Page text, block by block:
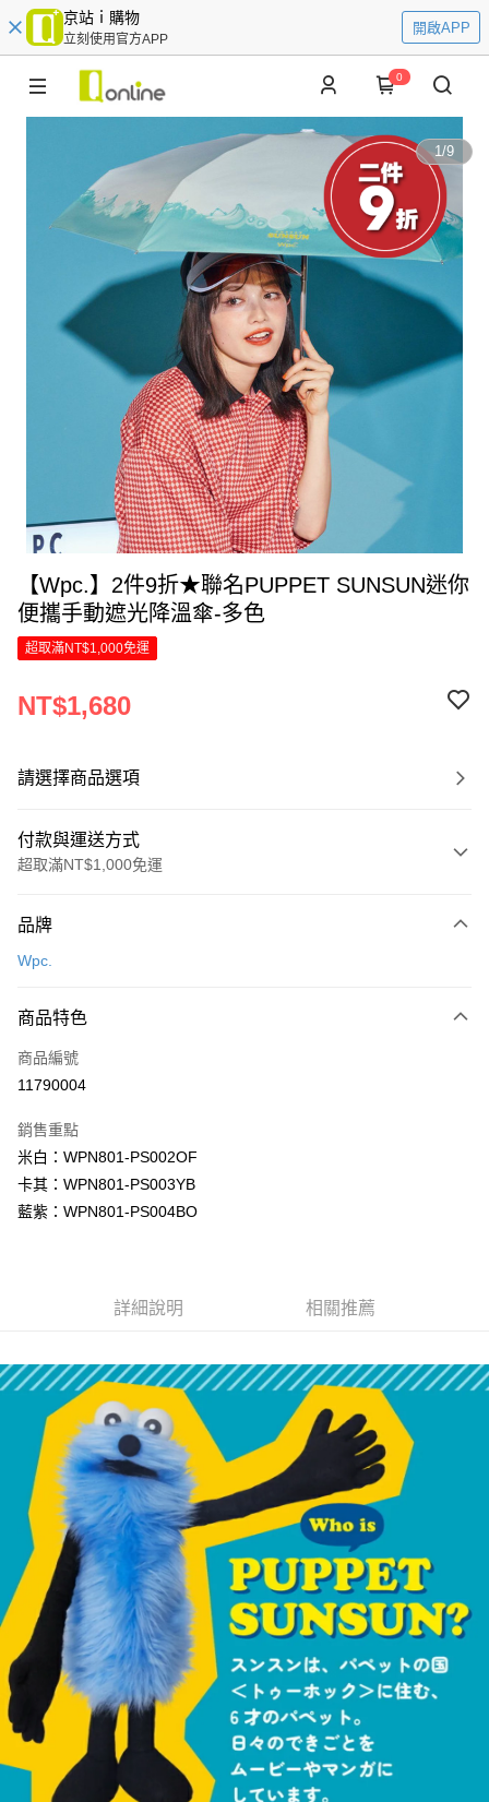
京站ｉ購物
立刻使用官方APP
開啟APP
0
1/9
【Wpc.】2件9折★聯名PUPPET SUNSUN迷你
便攜手動遮光降溫傘-多色
超取滿NT$1,000免運
NT$1,680
請選擇商品選項
付款與運送方式
超取滿NT$1,000免運
信用卡一次付款
Apple Pay
街口支付
Google Pay
全盈+PAY
大哥付你分期
2.付款方式選擇「大哥付你分期」，訂單成立後會自動跳轉到大哥付的交易
3.實際核准額度、可分期數及費用金額請依後續交易確認頁面所載為準。
4.訂單成立30分鐘內，如未前往確認交易或遇審核未通過，訂單將自動取
消。如遇「轉專審核」未通過狀況，表示未達大哥付你分期系統評分，恕無
法說明評估內容。
【繳款方式說明】
1.分期款項不併入電信帳單，「大哥付你分期」於每月結算日後寄送繳費提
醒簡訊。
2.透過簡訊連結打開帳單後，可選擇「超商條碼／台灣大直營門市／銀行轉
帳／街口支付／iPASS MONEY」等通路繳費。
【注意事項】
1.本服務係由「台灣大哥大股份有限公司」（以下簡稱本公司）所提供，讓
用戶於交易時，得透過本服務購買商品或服務，並由商店將買賣／分期付款
買賣價金債權讓與本公司後，依約使用本公司帳單繳交帳款。
2.基於同意付款使用「大哥付你分期」之契約關係目的，商店將以您的個人
資料（包含姓名、電話或地址）提供予台灣大哥大進項蒐集、處理及利用，
由本公司與您本人進行分期帳單所需資料之確認、核對及更正。
3.完整用戶服務條款，請詳閱以下連結：
https://oppay.tw/userRule
便利好安心！
１．簡單：不需註冊會員、不需綁卡、不需儲值。
２．便利：只要手機號碼，簡訊認證，即可結帳。
３．安心：先確認商品／服務後，再付款。
【「AFTEE先享後付」結帳流程】
１．於結帳方式選擇「AFTEE先享後付」後，將跳轉至「AFTEE先享後付」
結帳頁面，進行簡訊認證並確認金額後，即可完成結帳。
２．訂單成立數日內，您將收到繳費通知簡訊。
３．收到繳費通知簡訊後14天內，點擊此簡訊中的連結，可透過四大超商／
ATM／網路銀行／等多元方式進行付款，方視為交易完成。
※ 請注意：結帳手續完成當下不需立刻繳費，但若您需要取消訂單，請聯絡
購買商品的店家。未經商家同意取消之訂單仍視為有效，需透過AFTEE先享
後付繳納相關費用。
※ 交易是否成功請以「AFTEE先享後付 」之結帳頁面顯示為準，若有關於
是否繳費成功／繳費後需取消欲退款等相關疑問，請聯繫「AFTEE先享後付
客戶支援中心」 https://netprotections.freshdesk.com/support/home
【注意事項】
１．透過由恩沛科技股份有限公司提供之「AFTEE先享後付」服務完成之交
易，需依本服務之必要範圍內提供個人資料，並將交易相關給付款項請求債
權轉讓予恩沛科技股份有限公司。
運送方式
付款後全家取貨
每筆NT$70，滿NT$1,000(含以上)免運費
付款後7-11取貨
每筆NT$70，滿NT$1,000(含以上)免運費
宅配
每筆NT$100，滿NT$1,200(含以上)免運費
京站台北店客服中心(1F星巴克旁) 即日起不提供京站紙袋，取件時
請自備購物袋，若需購買紙袋可現場詢問
免運費
品牌
Wpc.
商品特色
商品編號
11790004
銷售重點
米白：WPN801-PS002OF
卡其：WPN801-PS003YB
藍紫：WPN801-PS004BO
詳細說明 相關推薦